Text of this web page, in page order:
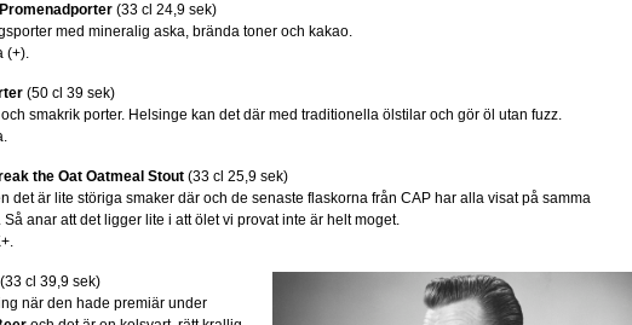
(33 cl 24,9 sek)
med mineralig aska, brända toner och kakao.
(+).
(50 cl 39 sek)
smakrik porter. Helsinge kan det där med traditionella ölstilar och gör öl utan fuzz.
the Oat Oatmeal Stout (33 cl 25,9 sek)
det är lite störiga smaker där och de senaste flaskorna från CAP har alla visat på samma
Så anar att det ligger lite i att ölet vi provat inte är helt moget.
(33 cl 39,9 sek)
när den hade premiär under